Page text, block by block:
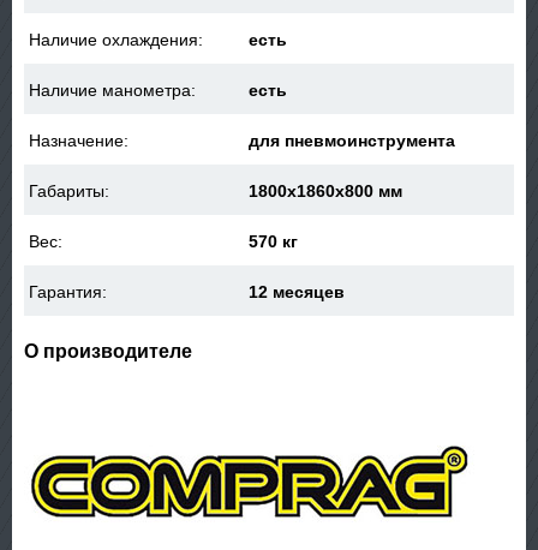
Наличие охлаждения: есть
Наличие манометра: есть
Назначение: для пневмоинструмента
Габариты: 1800x1860x800 мм
Вес: 570 кг
Гарантия: 12 месяцев
О производителе